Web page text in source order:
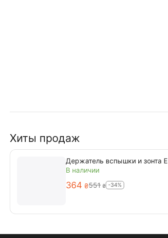
Хиты продаж
Держатель вспышки и зонта E
В наличии
‍364‍ ₴‍551‍ ₴ -34%